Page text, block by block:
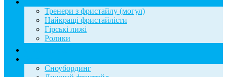
Тренери з фристайлу (могул)
Найкращі фристайлісти
Гірські лижі
Ролики
Сноубординг